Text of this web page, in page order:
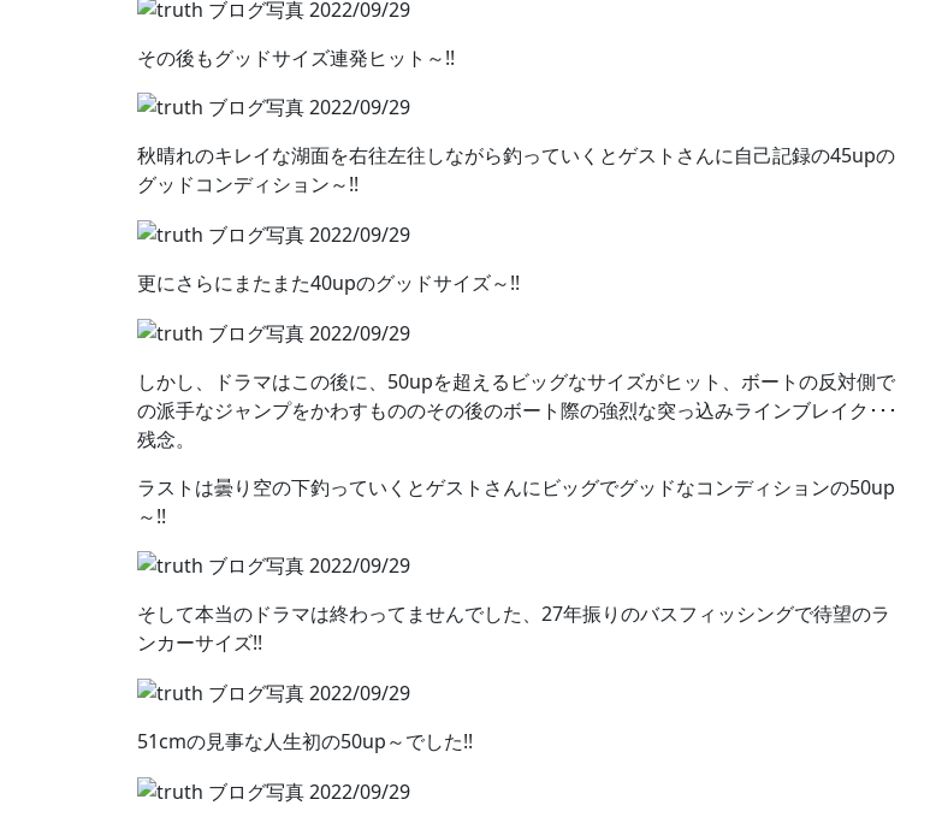
その後もグッドサイズ連発ヒット～!!
秋晴れのキレイな湖面を右往左往しながら釣っていくとゲストさんに自己記録の45upの
グッドコンディション～!!
更にさらにまたまた40upのグッドサイズ～!!
しかし、ドラマはこの後に、50upを超えるビッグなサイズがヒット、ボートの反対側で
の派手なジャンプをかわすもののその後のボート際の強烈な突っ込みラインブレイク･･･
残念。
ラストは曇り空の下釣っていくとゲストさんにビッグでグッドなコンディションの50up
～!!
そして本当のドラマは終わってませんでした、27年振りのバスフィッシングで待望のラ
ンカーサイズ!!
51cmの見事な人生初の50up～でした!!